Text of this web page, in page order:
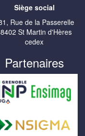
Siège social
Rue de la Passerelle
St Martin d'Hères
cedex
Partenaires